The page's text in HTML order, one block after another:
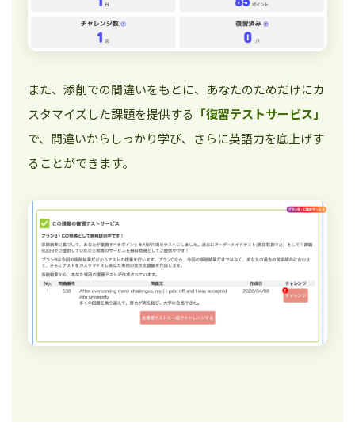
また、添削での間違いをもとに、あなたのためだけにカ
スタマイズした課題を提供する 「復習テストサービス」
で、間違いからしっかり学び、さらに英語力を底上げす
ることができます。